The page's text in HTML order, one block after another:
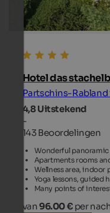
Hotel das
Partschins-
4,8Uitstekend
-
143 Beoordelingen
Wonderful
Apartments rooms
Wellness area,
Yoga lessons, guided
Many points of
van96.00 € per